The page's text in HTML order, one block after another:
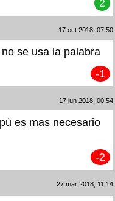
2
17 oct 2018, 07:50
se usa la palabra
-1
17 jun 2018, 00:54
es mas necesario
-2
27 mar 2018, 11:14